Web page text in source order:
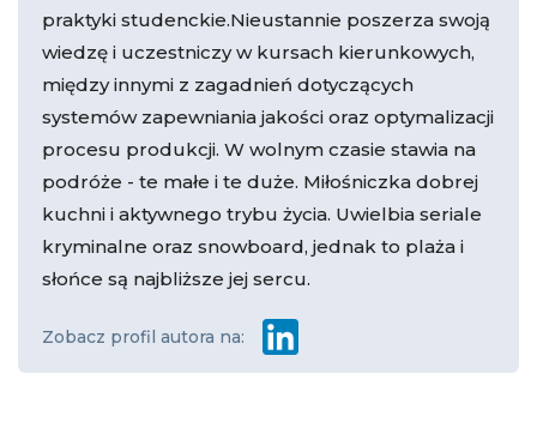
praktyki studenckie.Nieustannie poszerza swoją
wiedzę i uczestniczy w kursach kierunkowych,
między innymi z zagadnień dotyczących
systemów zapewniania jakości oraz optymalizacji
procesu produkcji. W wolnym czasie stawia na
podróże - te małe i te duże. Miłośniczka dobrej
kuchni i aktywnego trybu życia. Uwielbia seriale
kryminalne oraz snowboard, jednak to plaża i
słońce są najbliższe jej sercu.
Zobacz profil autora na: